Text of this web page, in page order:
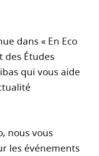
dans « En Eco
des Études
qui vous aide
nous vous
les événements